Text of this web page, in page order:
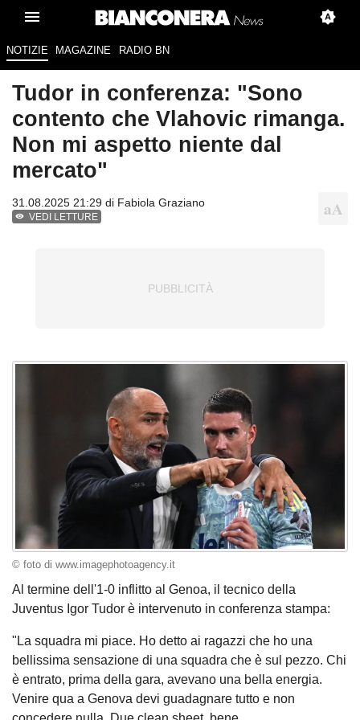
NOTIZIE MAGAZINE RADIO BN
Tudor in conferenza: "Sono
contento che Vlahovic rimanga.
Non mi aspetto niente dal
mercato"
31.08.2025 21:29 di Fabiola Graziano
VEDI LETTURE
© foto di www.imagephotoagency.it
Al termine dell'1-0 inflitto al Genoa, il tecnico della
Juventus Igor Tudor è intervenuto in conferenza stampa:
"La squadra mi piace. Ho detto ai ragazzi che ho una
bellissima sensazione di una squadra che è sul pezzo. Chi
è entrato, prima della gara, avevano una bella energia.
Venire qua a Genova devi guadagnare tutto e non